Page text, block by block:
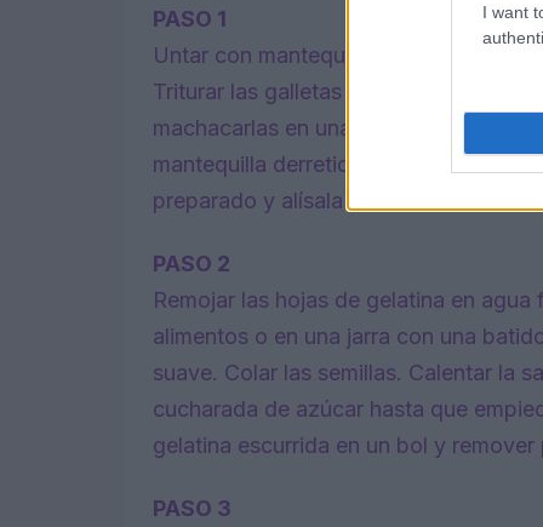
I want
PASO 1
Untar con mantequilla y forrar la base
Triturar las galletas en un procesador
machacarlas en una bolsa de
mantequilla derretida hasta que
preparado y alísala con el dorso de
PASO 2
Remojar las hojas de gelatina en
alimentos o en una jarra con una
suave. Colar las semillas. Calentar la
cucharada de azúcar hasta que
gelatina escurrida en un bol y remover
PASO 3